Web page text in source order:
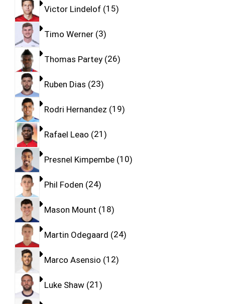
Victor Lindelof 15
Timo Werner 3
Thomas Partey 26
Ruben Dias 23
Rodri Hernandez 19
Rafael Leao 21
Presnel Kimpembe 10
Phil Foden 24
Mason Mount 18
Martin Odegaard 24
Marco Asensio 12
Luke Shaw 21